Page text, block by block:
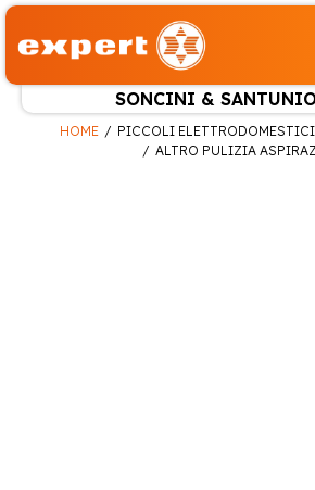
SONCINI &
HOME PICCOLI ELETTRODOMESTICI
ALTRO PULIZIA